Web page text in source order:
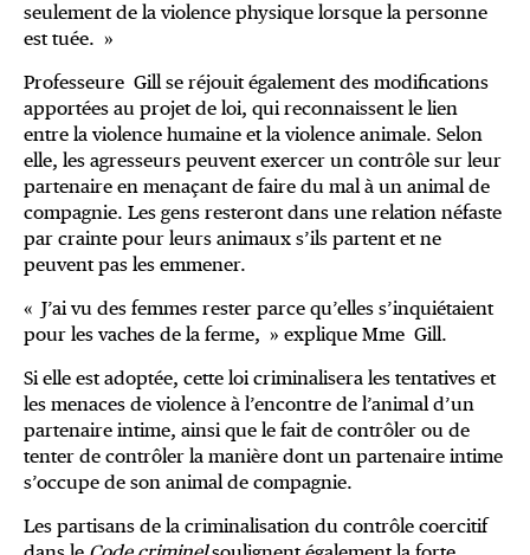
seulement de la violence physique lorsque la personne
est tuée. »
Professeure Gill se réjouit également des modifications
apportées au projet de loi, qui reconnaissent le lien
entre la violence humaine et la violence animale. Selon
elle, les agresseurs peuvent exercer un contrôle sur leur
partenaire en menaçant de faire du mal à un animal de
compagnie. Les gens resteront dans une relation néfaste
par crainte pour leurs animaux s’ils partent et ne
peuvent pas les emmener.
« J’ai vu des femmes rester parce qu’elles s’inquiétaient
pour les vaches de la ferme, » explique Mme Gill.
Si elle est adoptée, cette loi criminalisera les tentatives et
les menaces de violence à l’encontre de l’animal d’un
partenaire intime, ainsi que le fait de contrôler ou de
tenter de contrôler la manière dont un partenaire intime
s’occupe de son animal de compagnie.
Les partisans de la criminalisation du contrôle coercitif